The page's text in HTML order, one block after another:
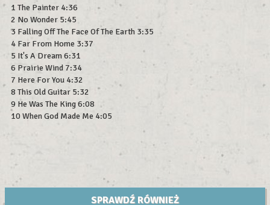
1 The Painter 4:36
2 No Wonder 5:45
3 Falling Off The Face Of The Earth 3:35
4 Far From Home 3:37
5 It's A Dream 6:31
6 Prairie Wind 7:34
7 Here For You 4:32
8 This Old Guitar 5:32
9 He Was The King 6:08
10 When God Made Me 4:05
SPRAWDŹ RÓWNIEŻ